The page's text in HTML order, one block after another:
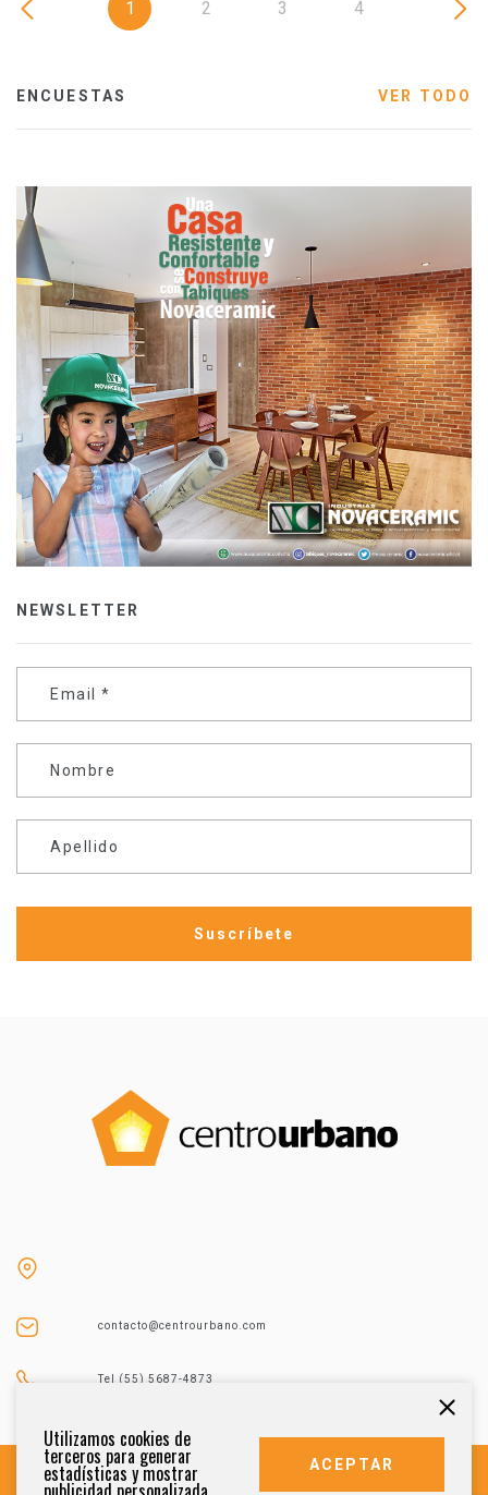
1 2 3 4
ENCUESTAS VER TODO
NEWSLETTER
Email *
Nombre
Apellido
contacto@centrourbano.com
Tel (55) 5687-4873
Utilizamos cookies de
terceros para generar
estadísticas y mostrar ACEPTAR